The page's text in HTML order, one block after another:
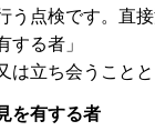
う点検です。直接
する者」
は立ち会うことと
を有する者